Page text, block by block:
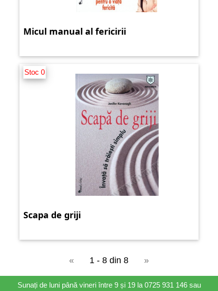
Micul manual al fericirii
Stoc 0
Scapa de griji
« 1 - 8 din 8 »
Sunați de luni până vineri între 9 și 19 la 0725 931 146 sau